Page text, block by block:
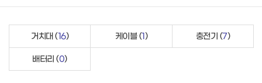
거치대 (16) 케이블 (1 ) 충전기 (7)
배터리 (0)